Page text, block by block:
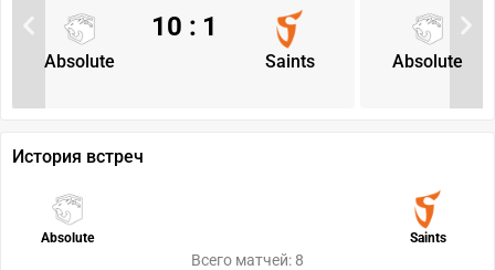
Absolute Saints
10 : 1
Absolute
История встреч
Absolute Saints
Всего матчей: 8